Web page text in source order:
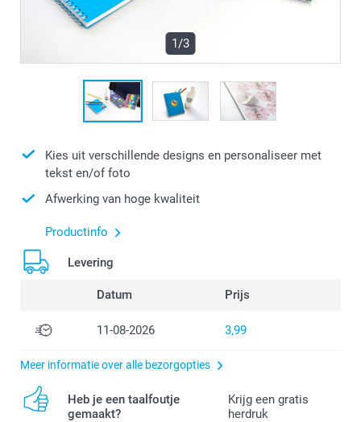
1/3
Kies uit verschillende designs en personaliseer met
tekst en/of foto
Afwerking van hoge kwaliteit
Productinfo
Levering
Datum Prijs
11-08-2026 3,99
Meer informatie over alle bezorgopties
Heb je een taalfoutje
gemaakt?
Krijg een gratis
herdruk